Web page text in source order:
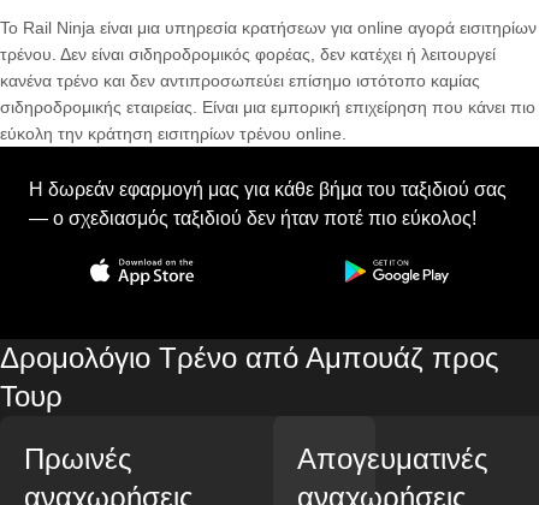
Το Rail Ninja είναι μια υπηρεσία κρατήσεων για online αγορά εισιτηρίων
τρένου. Δεν είναι σιδηροδρομικός φορέας, δεν κατέχει ή λειτουργεί
κανένα τρένο και δεν αντιπροσωπεύει επίσημο ιστότοπο καμίας
σιδηροδρομικής εταιρείας. Είναι μια εμπορική επιχείρηση που κάνει πιο
εύκολη την κράτηση εισιτηρίων τρένου online.
Η δωρεάν εφαρμογή μας για κάθε βήμα του ταξιδιού σας
— ο σχεδιασμός ταξιδιού δεν ήταν ποτέ πιο εύκολος!
Δρομολόγιο Τρένο από Αμπουάζ προς
Τουρ
Πρωινές
αναχωρήσεις
Απογευματινές
αναχωρήσεις